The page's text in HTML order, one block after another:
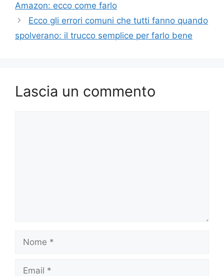
Amazon: ecco come farlo
Ecco gli errori comuni che tutti fanno quando
spolverano: il trucco semplice per farlo bene
Lascia un commento
Nome
Email